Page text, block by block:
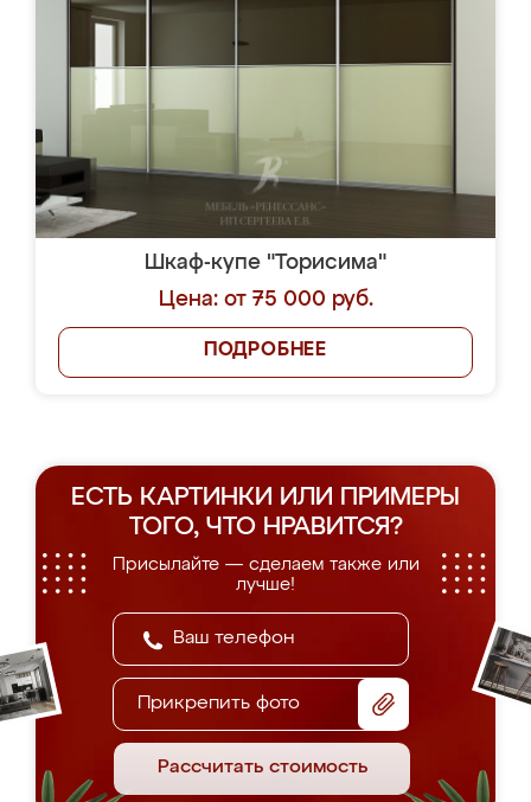
Шкаф-купе "Торисима"
Цена: от 75 000 руб.
ПОДРОБНЕЕ
ЕСТЬ КАРТИНКИ ИЛИ ПРИМЕРЫ
ТОГО, ЧТО НРАВИТСЯ?
Присылайте — сделаем также или
лучше!
Прикрепить фото
Рассчитать стоимость